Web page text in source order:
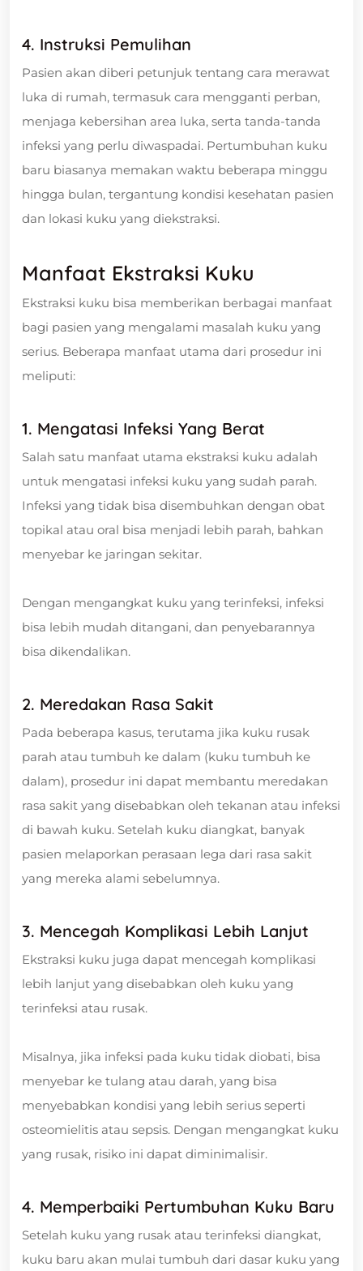
4. Instruksi Pemulihan
Pasien akan diberi petunjuk tentang cara merawat
luka di rumah, termasuk cara mengganti perban,
menjaga kebersihan area luka, serta tanda-tanda
infeksi yang perlu diwaspadai. Pertumbuhan kuku
baru biasanya memakan waktu beberapa minggu
hingga bulan, tergantung kondisi kesehatan pasien
dan lokasi kuku yang diekstraksi.
Manfaat Ekstraksi Kuku
Ekstraksi kuku bisa memberikan berbagai manfaat
bagi pasien yang mengalami masalah kuku yang
serius. Beberapa manfaat utama dari prosedur ini
meliputi:
1. Mengatasi Infeksi Yang Berat
Salah satu manfaat utama ekstraksi kuku adalah
untuk mengatasi infeksi kuku yang sudah parah.
Infeksi yang tidak bisa disembuhkan dengan obat
topikal atau oral bisa menjadi lebih parah, bahkan
menyebar ke jaringan sekitar.
Dengan mengangkat kuku yang terinfeksi, infeksi
bisa lebih mudah ditangani, dan penyebarannya
bisa dikendalikan.
2. Meredakan Rasa Sakit
Pada beberapa kasus, terutama jika kuku rusak
parah atau tumbuh ke dalam (kuku tumbuh ke
dalam), prosedur ini dapat membantu meredakan
rasa sakit yang disebabkan oleh tekanan atau infeksi
di bawah kuku. Setelah kuku diangkat, banyak
pasien melaporkan perasaan lega dari rasa sakit
yang mereka alami sebelumnya.
3. Mencegah Komplikasi Lebih Lanjut
Ekstraksi kuku juga dapat mencegah komplikasi
lebih lanjut yang disebabkan oleh kuku yang
terinfeksi atau rusak.
Misalnya, jika infeksi pada kuku tidak diobati, bisa
menyebar ke tulang atau darah, yang bisa
menyebabkan kondisi yang lebih serius seperti
osteomielitis atau sepsis. Dengan mengangkat kuku
yang rusak, risiko ini dapat diminimalisir.
4. Memperbaiki Pertumbuhan Kuku Baru
Setelah kuku yang rusak atau terinfeksi diangkat,
kuku baru akan mulai tumbuh dari dasar kuku yang